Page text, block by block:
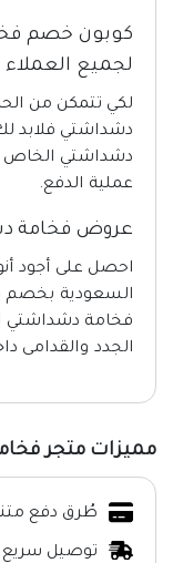
كوبون خصم
لجميع العملاء
لكي تتمكن من
دشداشتي فلابد
دشداشتي الخاص
عملية الدفع.
عروض فخامة دشداشتي
احصل على أجود
فخامة دشداشتي
الجدد والقدامى
مميزات متجر
طُرق دفع
توصيل سريع